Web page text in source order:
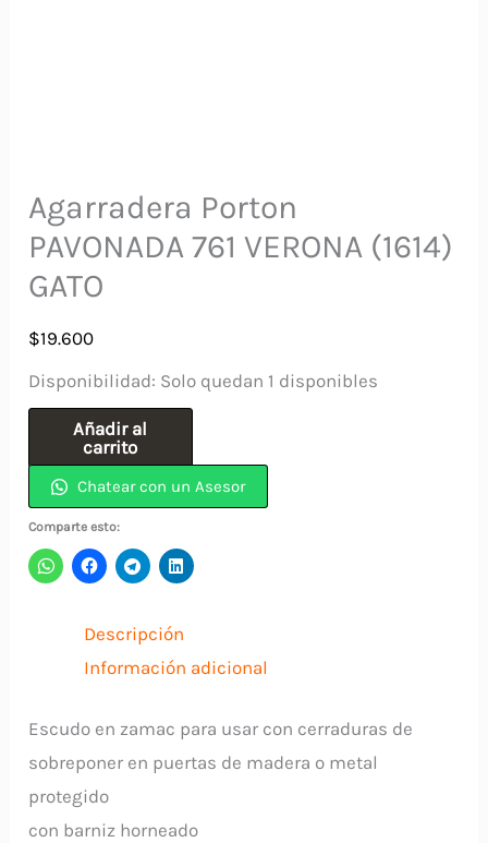
Agarradera Porton
PAVONADA 761 VERONA (1614)
GATO
$19.600
Disponibilidad: Solo quedan 1 disponibles
Agarradera
PAVONADA
761
VERONA
cantidad
Añadir al
carrito
Chatear con un Asesor
Comparte esto:
Descripción
Información adicional
Escudo en zamac para usar con cerraduras de
sobreponer en puertas de madera o metal
protegido
con barniz horneado